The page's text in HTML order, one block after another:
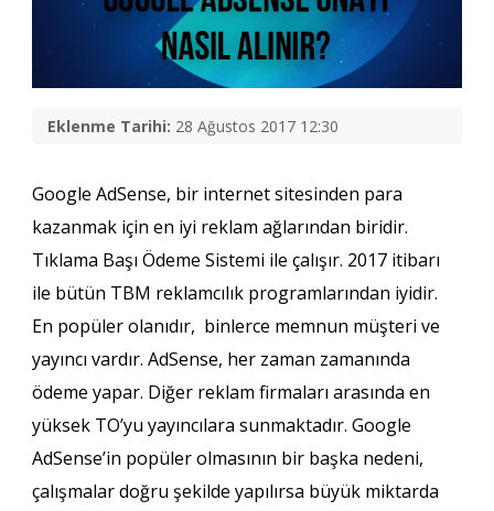
Eklenme Tarihi: 28 Ağustos 2017 12:30
Google AdSense, bir internet sitesinden para
kazanmak için en iyi reklam ağlarından biridir.
Tıklama Başı Ödeme Sistemi ile çalışır. 2017 itibarı
ile bütün TBM reklamcılık programlarından iyidir.
En popüler olanıdır, binlerce memnun müşteri ve
yayıncı vardır. AdSense, her zaman zamanında
ödeme yapar. Diğer reklam firmaları arasında en
yüksek TO’yu yayıncılara sunmaktadır. Google
AdSense’in popüler olmasının bir başka nedeni,
çalışmalar doğru şekilde yapılırsa büyük miktarda